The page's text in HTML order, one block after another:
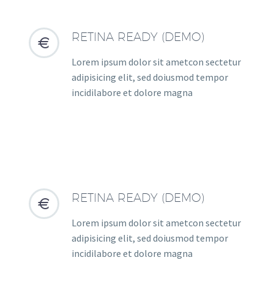

 RETINA READY (DEMO)
Lorem ipsum dolor sit ametcon sectetur
adipisicing elit, sed doiusmod tempor
incidilabore et dolore magna

 RETINA READY (DEMO)
Lorem ipsum dolor sit ametcon sectetur
adipisicing elit, sed doiusmod tempor
incidilabore et dolore magna